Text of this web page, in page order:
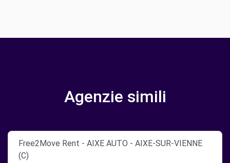
Agenzie simili
Free2Move Rent - AIXE AUTO - AIXE-SUR-VIENNE
(C)